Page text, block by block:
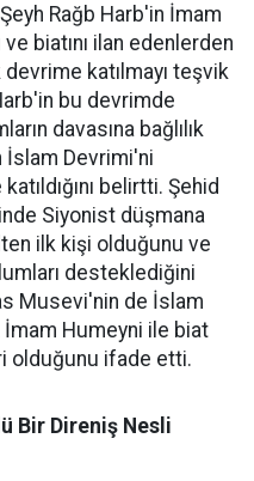
Rağb Harb'in İmam
ve biatını ilan edenlerden
katılmayı teşvik
bu devrimde
davasına bağlılık
İslam Devrimi'ni
belirtti. Şehid
Siyonist düşmana
ilk kişi olduğunu ve
desteklediğini
Musevi'nin de İslam
Humeyni ile biat
olduğunu ifade etti.
Bir Direniş Nesli